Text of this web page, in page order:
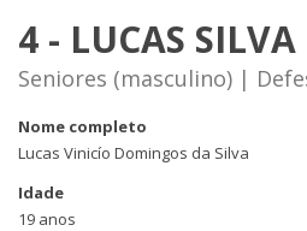
4 - LUCAS SILVA
Seniores (masculino) |
Nome completo
Lucas Vinicío Domingos da Silva
Idade
19 anos